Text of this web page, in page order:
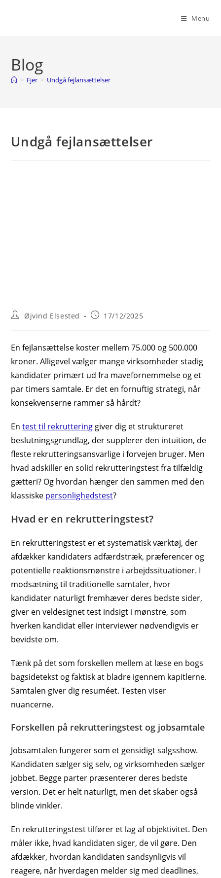
Menu
Blog
> Fjer > Undgå fejlansættelser
Undgå fejlansættelser
PostØjvind Elsested
Post17/12/2025
En fejlansættelse koster mellem 75.000 og 500.000
kroner. Alligevel vælger mange virksomheder stadig
kandidater primært ud fra mavefornemmelse og et
par timers samtale. Er det en fornuftig strategi, når
konsekvenserne rammer så hårdt?
Entest til rekruttering giver dig et struktureret
beslutningsgrundlag, der supplerer den intuition, de
fleste rekrutteringsansvarlige i forvejen bruger. Men
hvad adskiller en solid rekrutteringstest fra tilfældig
gætteri? Og hvordan hænger den sammen med den
klassiske personlighedstest?
Hvad er en rekrutteringstest?
En rekrutteringstest er et systematisk værktøj, der
afdækker kandidaters adfærdstræk, præferencer og
potentielle reaktionsmønstre i arbejdssituationer. I
modsætning til traditionelle samtaler, hvor
kandidater naturligt fremhæver deres bedste sider,
giver en veldesignet test indsigt i mønstre, som
hverken kandidat eller interviewer nødvendigvis er
bevidste om.
Tænk på det som forskellen mellem at læse en bogs
bagsidetekst og faktisk at bladre igennem kapitlerne.
Samtalen giver dig resuméet. Testen viser
nuancerne.
Forskellen på rekrutteringstest og jobsamtale
Jobsamtalen fungerer som et gensidigt salgsshow.
Kandidaten sælger sig selv, og virksomheden sælger
jobbet. Begge parter præsenterer deres bedste
version. Det er helt naturligt, men det skaber også
blinde vinkler.
En rekrutteringstest tilfører et lag af objektivitet. Den
måler ikke, hvad kandidaten siger, de vil gøre. Den
afdækker, hvordan kandidaten sandsynligvis vil
reagere, når hverdagen melder sig med deadlines,